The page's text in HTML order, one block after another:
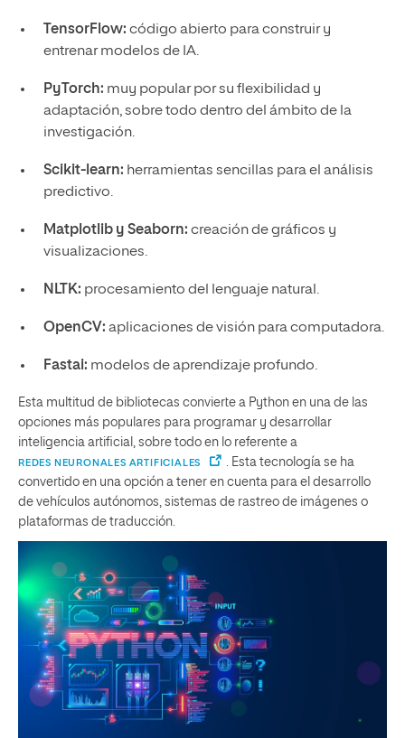
TensorFlow: código abierto para construir y
entrenar modelos de IA.
PyTorch: muy popular por su flexibilidad y
adaptación, sobre todo dentro del ámbito de la
investigación.
Scikit-learn: herramientas sencillas para el análisis
predictivo.
Matplotlib y Seaborn: creación de gráficos y
visualizaciones.
NLTK: procesamiento del lenguaje natural.
OpenCV: aplicaciones de visión para computadora.
Fastai: modelos de aprendizaje profundo.
Esta multitud de bibliotecas convierte a Python en una de las
opciones más populares para programar y desarrollar
inteligencia artificial, sobre todo en lo referente a
REDES NEURONALES ARTIFICIALES
. Esta tecnología se ha
convertido en una opción a tener en cuenta para el desarrollo
de vehículos autónomos, sistemas de rastreo de imágenes o
plataformas de traducción.